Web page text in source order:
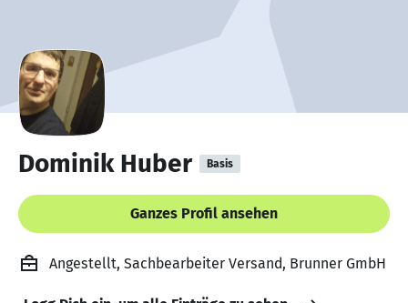
Dominik Huber Basis
Ganzes Profil ansehen
Angestellt, Sachbearbeiter Versand, Brunner GmbH